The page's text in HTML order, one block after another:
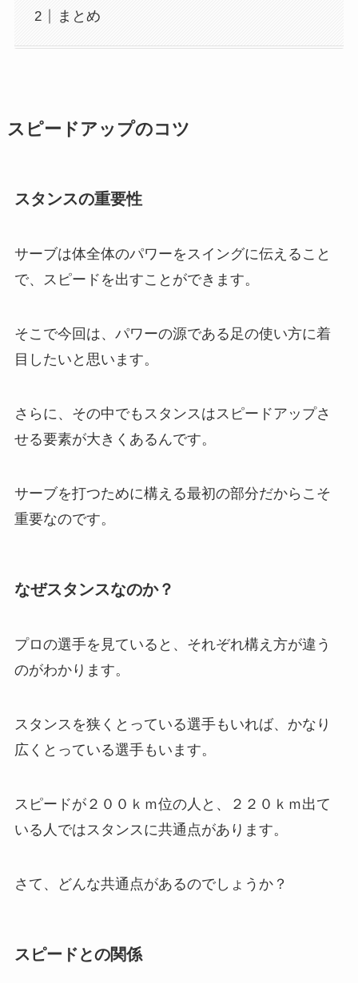
まとめ
スピードアップのコツ
スタンスの重要性
サーブは体全体のパワーをスイングに伝えること
で、スピードを出すことができます。
そこで今回は、パワーの源である足の使い方に着
目したいと思います。
さらに、その中でもスタンスはスピードアップさ
せる要素が大きくあるんです。
サーブを打つために構える最初の部分だからこそ
重要なのです。
なぜスタンスなのか？
プロの選手を見ていると、それぞれ構え方が違う
のがわかります。
スタンスを狭くとっている選手もいれば、かなり
広くとっている選手もいます。
スピードが２００ｋｍ位の人と、２２０ｋｍ出て
いる人ではスタンスに共通点があります。
さて、どんな共通点があるのでしょうか？
スピードとの関係